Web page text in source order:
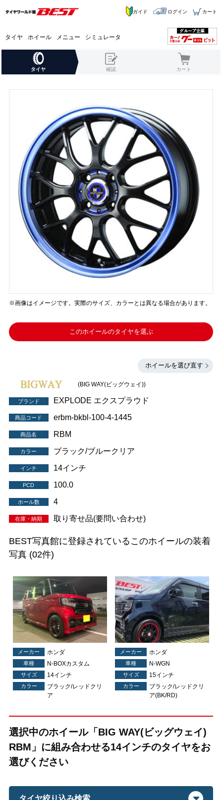
タイヤ ホイール メニュー シミュレータ
ガイド ログイン カート
タイヤ 確認 カート
※画像はイメージです。実際のサイズ、カラーとは異なる場合があります。
このホイールのタイヤを選ぶ
ホイールを選び直す
(BIG WAY(ビッグウェイ))
ブランド EXPLODE エクスプラウド
商品コード erbm-bkbl-100-4-1445
商品名 RBM
カラー ブラック/ブルークリア
インチ 14インチ
PCD 100.0
ホール数 4
在庫・納期 取り寄せ品(要問い合わせ)
BEST写真館に登録されているこのホイールの装着
写真(02件)
メーカー ホンダ
車種 N-BOXカスタム
サイズ 14インチ
カラー
ブラック/レッドクリ
ア
メーカー ホンダ
車種 N-WGN
サイズ 15インチ
カラー
ブラック/レッドクリ
ア(BK/RD)
選択中のホイール「BIG WAY(ビッグウェイ)
RBM」に組み合わせる14インチのタイヤをお
選びください
タイヤ絞り込み検索